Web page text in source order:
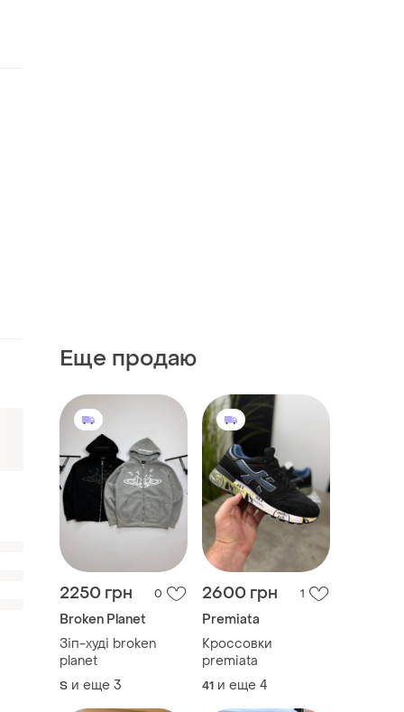
Еще продаю
2250 грн 0
Broken Planet
Зіп-худі broken
planet
S и еще 3
2600 грн 1
Premiata
Кроссовки
premiata
41 и еще 4